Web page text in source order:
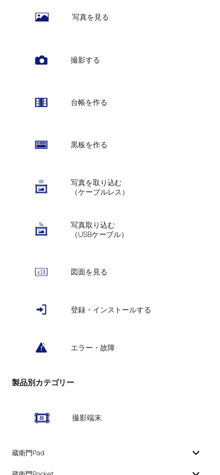
写真を見る
撮影する
台帳を作る
黒板を作る
写真を取り込む
（ケーブルレス）
写真取り込む
（USBケーブル）
図面を見る
登録・インストールする
エラー・故障
製品別カテゴリー
撮影端末
蔵衛門Pad